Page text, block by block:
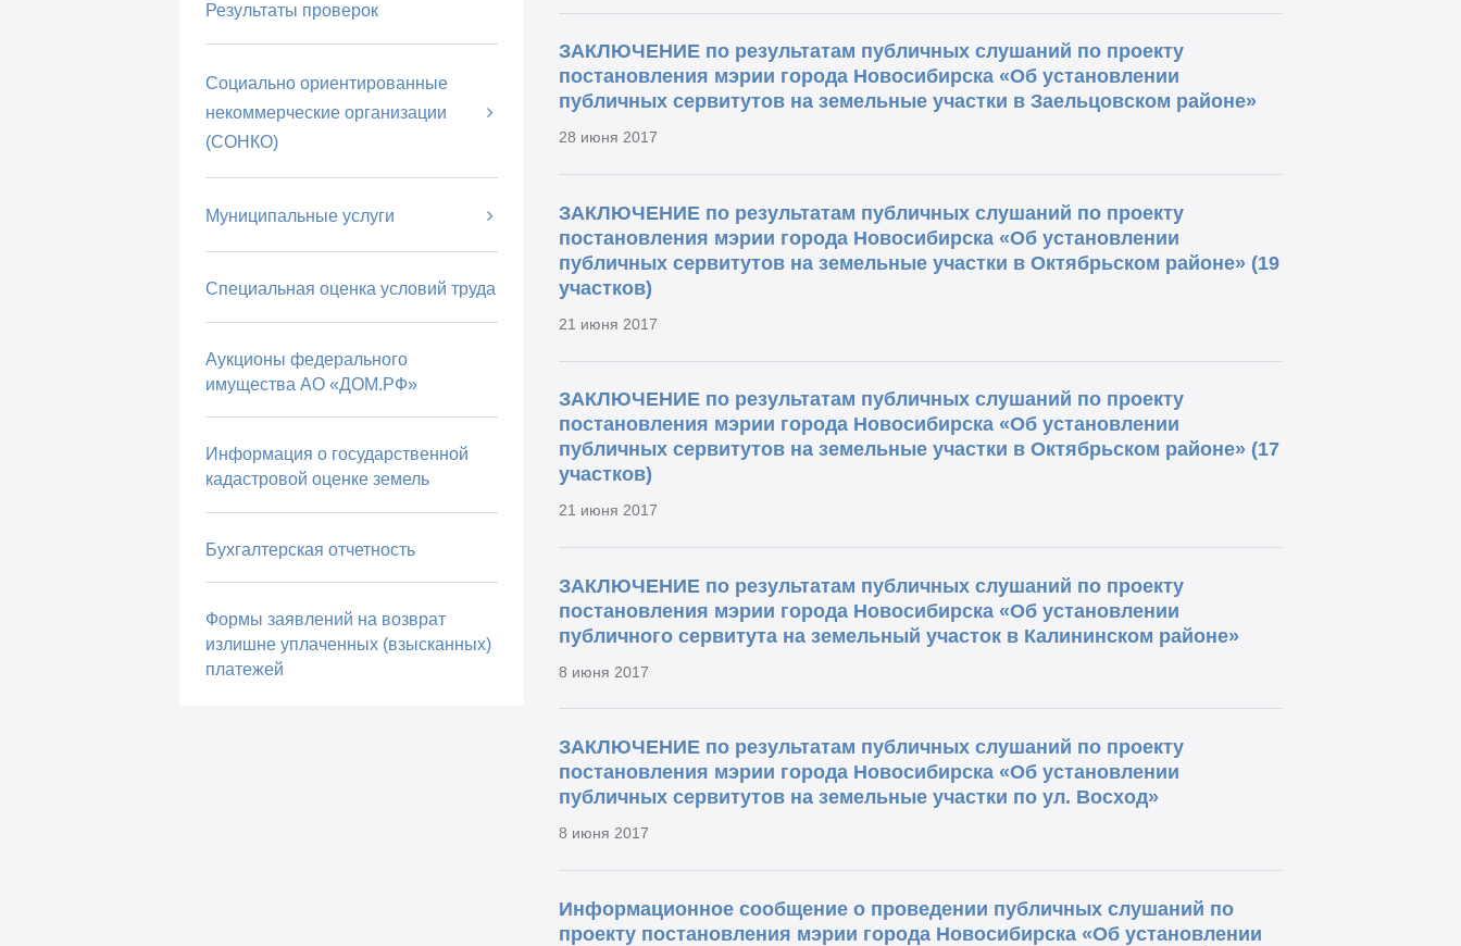
Результаты проверок
Социально ориентированные
некоммерческие организации
(СОНКО)
Муниципальные услуги
Специальная оценка условий труда
Аукционы федерального
имущества АО «ДОМ.РФ»
Информация о государственной
кадастровой оценке земель
Бухгалтерская отчетность
Формы заявлений на возврат
излишне уплаченных (взысканных)
платежей
ЗАКЛЮЧЕНИЕ по результатам публичных слушаний по проекту
постановления мэрии города Новосибирска «Об установлении
публичных сервитутов на земельные участки в Заельцовском районе»
28 июня 2017
ЗАКЛЮЧЕНИЕ по результатам публичных слушаний по проекту
постановления мэрии города Новосибирска «Об установлении
публичных сервитутов на земельные участки в Октябрьском районе» (19
участков)
21 июня 2017
ЗАКЛЮЧЕНИЕ по результатам публичных слушаний по проекту
постановления мэрии города Новосибирска «Об установлении
публичных сервитутов на земельные участки в Октябрьском районе» (17
участков)
21 июня 2017
ЗАКЛЮЧЕНИЕ по результатам публичных слушаний по проекту
постановления мэрии города Новосибирска «Об установлении
публичного сервитута на земельный участок в Калининском районе»
8 июня 2017
ЗАКЛЮЧЕНИЕ по результатам публичных слушаний по проекту
постановления мэрии города Новосибирска «Об установлении
публичных сервитутов на земельные участки по ул. Восход»
8 июня 2017
Информационное сообщение о проведении публичных слушаний по
проекту постановления мэрии города Новосибирска «Об установлении